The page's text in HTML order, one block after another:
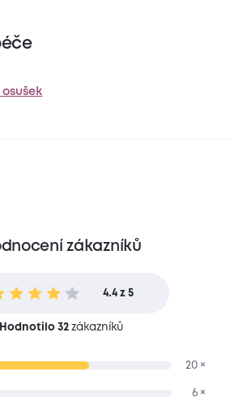
zákazníků
4.4 z 5
Hodnotilo 32 zákazníků
20 ×
6 ×